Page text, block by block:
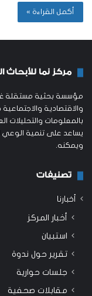
أكمل القراءة »
مركز نما للأبحاث
مؤسسة بحثية مستقلة
والاقتصادية
بالمعلومات والتحليلات
يساعد على تنمية
ويمكنه.
تصنيفات
أخبارنا
أخبار المركز
استبيان
تقرير حول ندوة
جلسات حوارية
مقابلات صحفية